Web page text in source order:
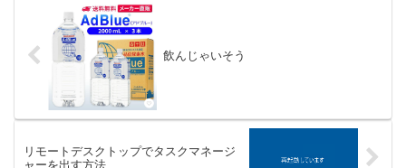
飲んじゃいそう
リモートデスクトップでタスクマネージ
ャーを出す方法